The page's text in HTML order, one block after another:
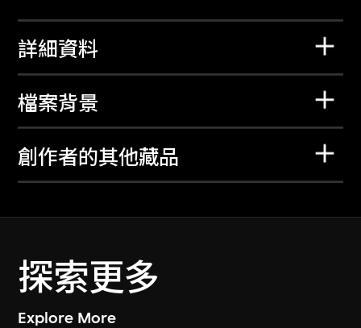
詳細資料
檔案背景
創作者的其他藏品
探索更多
Explore More